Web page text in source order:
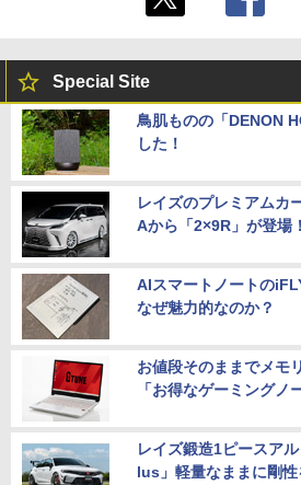
Special Site
鳥肌ものの「DENON
した！
レイズのプレミアムカ
Aから「2×9R」が登場！
AIスマートノートの
なぜ魅力的なのか？
お値段そのままでメモ
「お得なゲーミングノ
レイズ鍛造1ピースア
lus」軽量なままに剛性